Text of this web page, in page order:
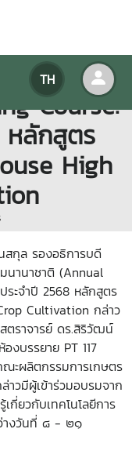
TH
Course:
หลักสูตร
High
สกุล รองอธิการบดี
นานาชาติ (Annual
ประจำปี 2568 หลักสูตร
Cultivation กล่าว
สตราจารย์ ดร.สิริวัฒน์
งบรรยาย PT 117
ะผลิตกรรมการเกษตร
าวมีผู้เข้าร่วมอบรมจาก
กี่ยวกับเทคโนโลยีการ
ว่างวันที่ ๘ - ๒๑